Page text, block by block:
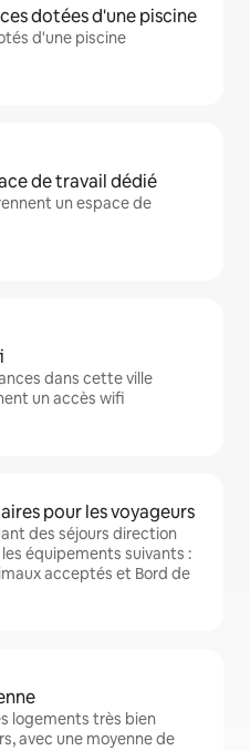
dotées d'une piscine
d'une piscine
de travail dédié
un espace de
dans cette ville
un accès wifi
pour les voyageurs
des séjours direction
équipements suivants :
acceptés et Bord de
logements très bien
avec une moyenne de